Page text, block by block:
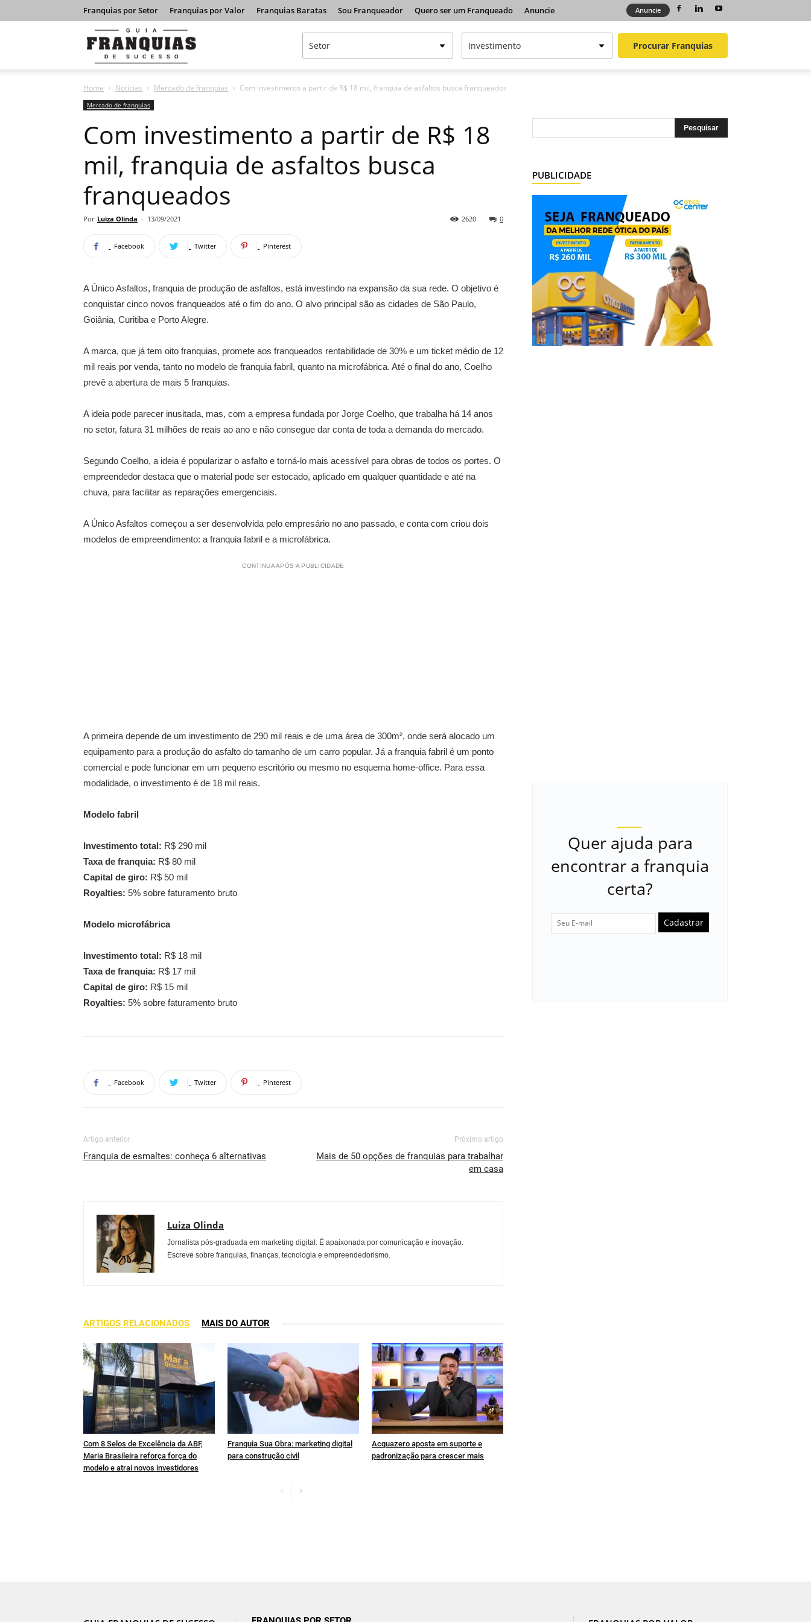
Franquias por Setor Franquias por Valor Franquias Baratas Sou Franqueador Quero ser um Franqueado Anuncie Anuncie
Franquias
de
Sucesso
Procurar Franquias
Home Notícias Mercado de franquias Com investimento a partir de R$ 18 mil, franquia de asfaltos busca franqueados
Mercado de franquias
Com investimento a partir de R$ 18
mil, franquia de asfaltos busca
franqueados
Por Luiza Olinda - 13/09/2021 0
2620
Facebook Twitter Pinterest
A Único Asfaltos, franquia de produção de asfaltos, está investindo na expansão da sua rede. O objetivo é
conquistar cinco novos franqueados até o fim do ano. O alvo principal são as cidades de São Paulo,
Goiânia, Curitiba e Porto Alegre.
A marca, que já tem oito franquias, promete aos franqueados rentabilidade de 30% e um ticket médio de 12
mil reais por venda, tanto no modelo de franquia fabril, quanto na microfábrica. Até o final do ano, Coelho
prevê a abertura de mais 5 franquias.
A ideia pode parecer inusitada, mas, com a empresa fundada por Jorge Coelho, que trabalha há 14 anos
no setor, fatura 31 milhões de reais ao ano e não consegue dar conta de toda a demanda do mercado.
Segundo Coelho, a ideia é popularizar o asfalto e torná-lo mais acessível para obras de todos os portes. O
empreendedor destaca que o material pode ser estocado, aplicado em qualquer quantidade e até na
chuva, para facilitar as reparações emergenciais.
A Único Asfaltos começou a ser desenvolvida pelo empresário no ano passado, e conta com criou dois
modelos de empreendimento: a franquia fabril e a microfábrica.
CONTINUA APÓS A PUBLICIDADE
A primeira depende de um investimento de 290 mil reais e de uma área de 300m², onde será alocado um
equipamento para a produção do asfalto do tamanho de um carro popular. Já a franquia fabril é um ponto
comercial e pode funcionar em um pequeno escritório ou mesmo no esquema home-office. Para essa
modalidade, o investimento é de 18 mil reais.
Modelo fabril
Investimento total: R$ 290 mil
Taxa de franquia: R$ 80 mil
Capital de giro: R$ 50 mil
Royalties: 5% sobre faturamento bruto
Modelo microfábrica
Investimento total: R$ 18 mil
Taxa de franquia: R$ 17 mil
Capital de giro: R$ 15 mil
Royalties: 5% sobre faturamento bruto
Facebook Twitter Pinterest
Artigo anterior
Franquia de esmaltes: conheça 6 alternativas
Próximo artigo
Mais de 50 opções de franquias para trabalhar
em casa
Luiza Olinda
Jornalista pós-graduada em marketing digital. É apaixonada por comunicação e inovação.
Escreve sobre franquias, finanças, tecnologia e empreendedorismo.
ARTIGOS RELACIONADOS MAIS DO AUTOR
Com 8 Selos de Excelência da ABF,
Maria Brasileira reforça força do
modelo e atrai novos investidores
Franquia Sua Obra: marketing digital
para construção civil
Acquazero aposta em suporte e
padronização para crescer mais
PUBLICIDADE
Quer ajuda para
encontrar a franquia
certa?
Cadastrar